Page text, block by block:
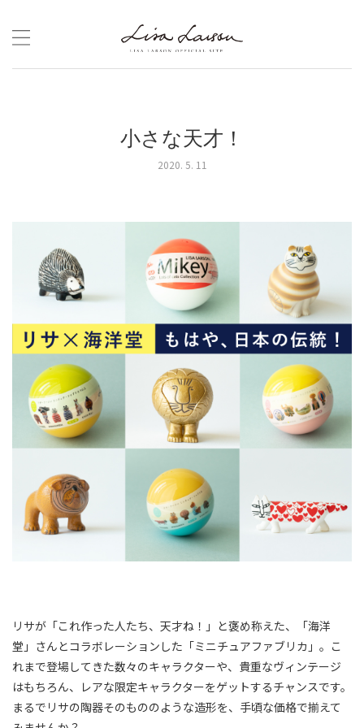
content
小さな天才！
2020. 5. 11
リサが「これ作った人たち、天才ね！」と褒め称えた、「海洋
堂」さんとコラボレーションした「ミニチュアファブリカ」。こ
れまで登場してきた数々のキャラクターや、貴重なヴィンテージ
はもちろん、レアな限定キャラクターをゲットするチャンスです。
まるでリサの陶器そのもののような造形を、手頃な価格で揃えて